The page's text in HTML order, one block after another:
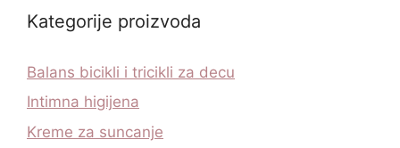
Kategorije proizvoda
Balans bicikli i tricikli za decu
Intimna higijena
Kreme za suncanje